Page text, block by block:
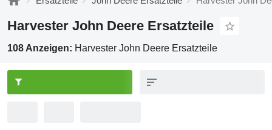
Harvester John Deere Ersatzteile
108 Anzeigen: Harvester John Deere Ersatzteile